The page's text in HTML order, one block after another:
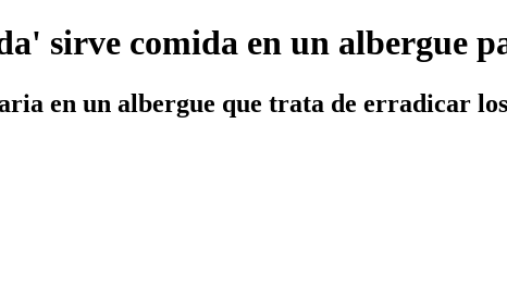
sirve comida en un albergue
en un albergue que trata de erradicar